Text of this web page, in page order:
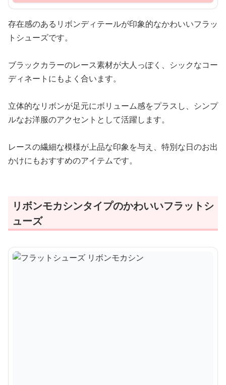
存在感のあるリボンディテールが印象的なかわいいフラッ
トシューズです。
ブラックカラーのレース素材が大人っぽく、シックなコー
ディネートにもよく合います。
立体的なリボンが足元にボリューム感をプラスし、シンプ
ルなお洋服のアクセントとして活躍します。
レースの繊細な模様が上品な印象を与え、特別な日のお出
かけにもおすすめのアイテムです。
リボンモカシンタイプのかわいいフラットシ
ューズ